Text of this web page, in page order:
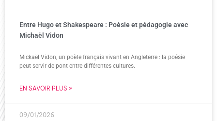
Entre Hugo et Shakespeare : Poésie et pédagogie avec
Michaël Vidon
Mickaël Vidon, un poète français vivant en Angleterre : la poésie
peut servir de pont entre différentes cultures.
EN SAVOIR PLUS »
09/01/2026